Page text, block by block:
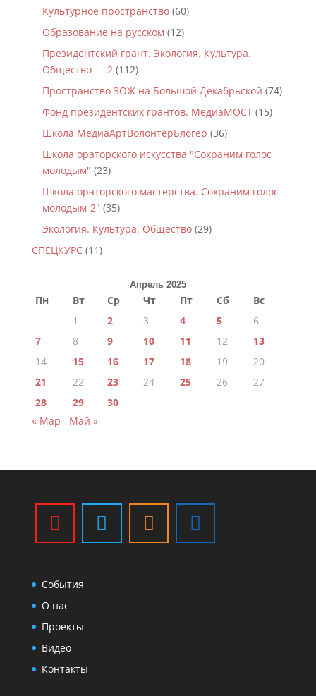
Культурное пространство(60)
Образование на русском (12)
Президентский грант. Экология. Культура.
Общество — 2(112)
Пространство ЗОЖ на Большой Декабрьской (74)
Фонд президентских грантов. МедиаМОСТ(15)
Школа МедиаАртВолонтёрБлогер (36)
Школа ораторского искусства "Сохраним голос
молодым" (23)
Школа ораторского мастерства. Сохраним голос
молодым-2" (35)
Экология. Культура. Общество(29)
СПЕЦКУРС(11)
Апрель 2025
Пн Вт Ср Чт Пт Сб
Вс
1
2 3 4 5
6
7
8 9 10 11 12
13
14
15 16 17 18 19
20
21
22 23 24 25 26
27
28
29
30
« Мар
Май »
События
О нас
Проекты
Видео
Контакты